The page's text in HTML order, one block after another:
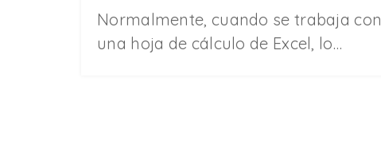
Normalmente, cuando se trabaja con
una hoja de cálculo de Excel, lo…